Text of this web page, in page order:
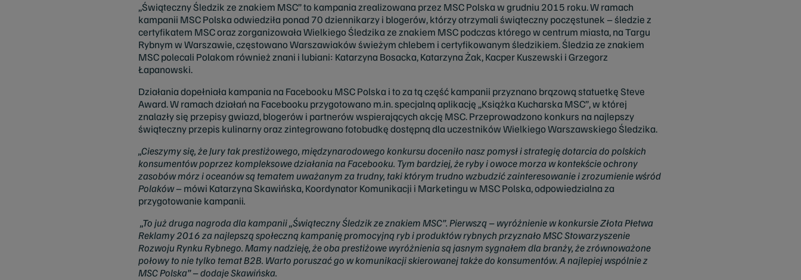
„Świąteczny Śledzik ze znakiem MSC” to kampania zrealizowana przez MSC Polska w grudniu 2015 roku. W ramach
kampanii MSC Polska odwiedziła ponad 70 dziennikarzy i blogerów, którzy otrzymali świąteczny poczęstunek – śledzie z
certyfikatem MSC oraz zorganizowała Wielkiego Śledzika ze znakiem MSC podczas którego w centrum miasta, na Targu
Rybnym w Warszawie, częstowano Warszawiaków świeżym chlebem i certyfikowanym śledzikiem. Śledzia ze znakiem
MSC polecali Polakom również znani i lubiani: Katarzyna Bosacka, Katarzyna Żak, Kacper Kuszewski i Grzegorz
Łapanowski.
Działania dopełniała kampania na Facebooku MSC Polska i to za tą część kampanii przyznano brązową statuetkę Steve
Award. W ramach działań na Facebooku przygotowano m.in. specjalną aplikację „Książka Kucharska MSC”, w której
znalazły się przepisy gwiazd, blogerów i partnerów wspierających akcję MSC. Przeprowadzono konkurs na najlepszy
świąteczny przepis kulinarny oraz zintegrowano fotobudkę dostępną dla uczestników Wielkiego Warszawskiego Śledzika.
„Cieszymy się, że Jury tak prestiżowego, międzynarodowego konkursu doceniło nasz pomysł i strategię dotarcia do polskich
konsumentów poprzez kompleksowe działania na Facebooku. Tym bardziej, że ryby i owoce morza w kontekście ochrony
zasobów mórz i oceanów są tematem uważanym za trudny, taki którym trudno wzbudzić zainteresowanie i zrozumienie wśród
Polaków– mówi Katarzyna Skawińska, Koordynator Komunikacji i Marketingu w MSC Polska, odpowiedzialna za
przygotowanie kampanii.
„To już druga nagroda dla kampanii „Świąteczny Śledzik ze znakiem MSC”. Pierwszą – wyróżnienie w konkursie Złota Płetwa
Reklamy 2016 za najlepszą społeczną kampanię promocyjną ryb i produktów rybnych przyznało MSC Stowarzyszenie
Rozwoju Rynku Rybnego. Mamy nadzieję, że oba prestiżowe wyróżnienia są jasnym sygnałem dla branży, że zrównoważone
połowy to nie tylko temat B2B. Warto poruszać go w komunikacji skierowanej także do konsumentów. A najlepiej wspólnie z
MSC Polska” – dodaje Skawińska.